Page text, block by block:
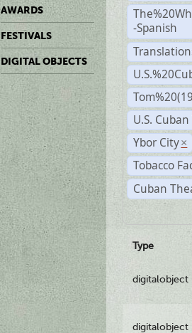
AWARDS
FESTIVALS
DIGITAL OBJECTS
-Spanish
U.S.
Ybor City ×
Tobacco
Cuban
Type
digitalobject
digitalobject